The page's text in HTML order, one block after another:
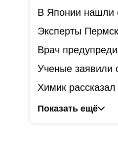
В Японии нашли
Эксперты
Врач
Ученые заявили
Химик
Показать ещё